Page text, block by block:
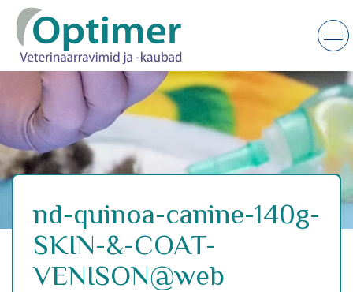
nd-quinoa-canine-140g-
SKIN-&-COAT-
VENISON@web